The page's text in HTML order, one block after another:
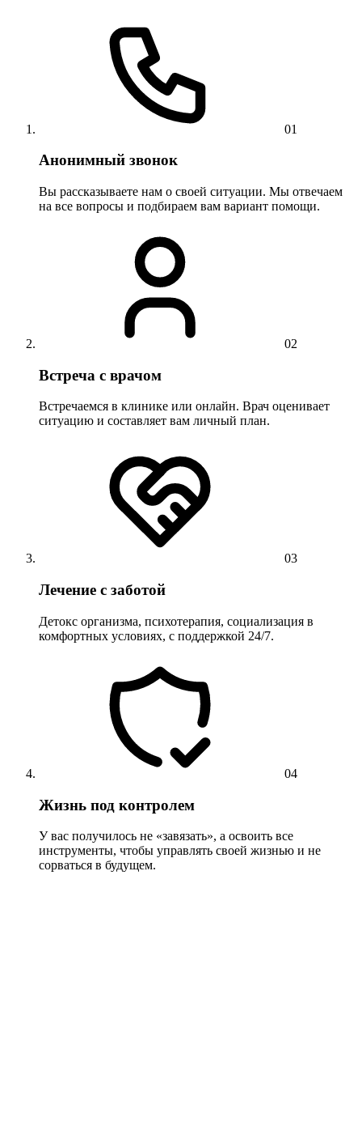
01
Анонимный звонок
Вы рассказываете нам о своей ситуации. Мы отвечаем
на все вопросы и подбираем вам вариант помощи.
02
Встреча с врачом
Встречаемся в клинике или онлайн. Врач оценивает
ситуацию и составляет вам личный план.
03
Лечение с заботой
Детокс организма, психотерапия, социализация в
комфортных условиях, с поддержкой 24/7.
04
Жизнь под контролем
У вас получилось не «завязать», а освоить все
инструменты, чтобы управлять своей жизнью и не
сорваться в будущем.